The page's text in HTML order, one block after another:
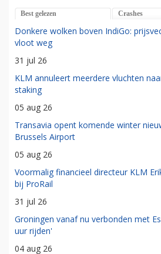
Best gelezen Crashes
Donkere wolken boven IndiGo:
vloot weg
31 jul 26
KLM annuleert meerdere vluchten
staking
05 aug 26
Transavia opent komende winter
Brussels Airport
05 aug 26
Voormalig financieel directeur KLM
bij ProRail
31 jul 26
Groningen vanaf nu verbonden met
uur rijden'
04 aug 26